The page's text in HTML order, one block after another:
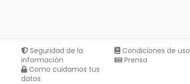
Seguridad de la
información
Como cuidamos tus
datos
Condiciones de uso
Prensa